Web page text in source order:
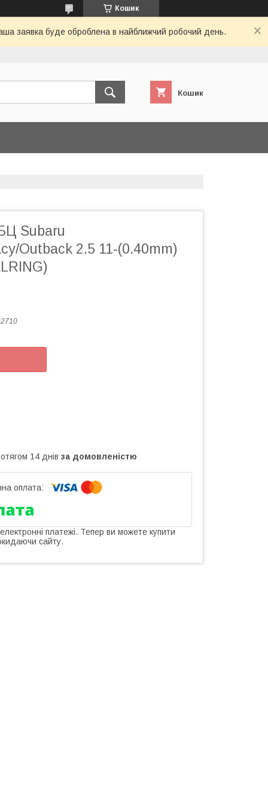
Кошик
заявка буде оброблена в найближчий робочий день.
Кошик
Subaru
Outback 2.5 11-(0.40mm)
14 днів за домовленістю
платежі. Тепер ви можете купити
сайту.